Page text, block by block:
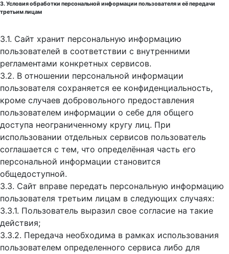
3. Условия обработки персональной информации пользователя и её передачи
третьим лицам
3.1. Сайт хранит персональную информацию
пользователей в соответствии с внутренними
регламентами конкретных сервисов.
3.2. В отношении персональной информации
пользователя сохраняется ее конфиденциальность,
кроме случаев добровольного предоставления
пользователем информации о себе для общего
доступа неограниченному кругу лиц. При
использовании отдельных сервисов пользователь
соглашается с тем, что определённая часть его
персональной информации становится
общедоступной.
3.3. Сайт вправе передать персональную информацию
пользователя третьим лицам в следующих случаях:
3.3.1. Пользователь выразил свое согласие на такие
действия;
3.3.2. Передача необходима в рамках использования
пользователем определенного сервиса либо для